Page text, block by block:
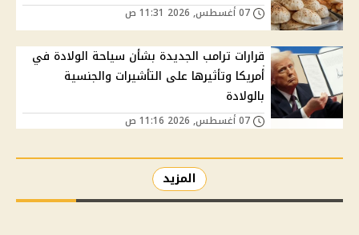
قرارات ترامب الجديدة بشأن سياحة الولادة في
أمريكا وتأثيرها على التأشيرات والجنسية
بالولادة
المزيد